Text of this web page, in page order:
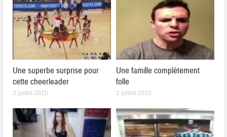
Une superbe surprise pour
cette cheerleader
2 juillet 2015
Une famille complètement
folle
2 juillet 2015